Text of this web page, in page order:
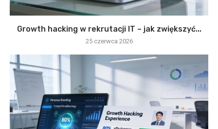
Growth hacking w rekrutacji IT – jak zwiększyć...
25 czerwca 2026